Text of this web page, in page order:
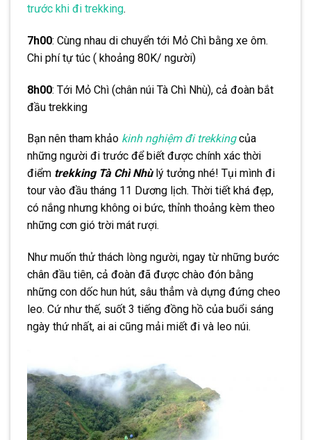
trước khi đi trekking.
7h00: Cùng nhau di chuyển tới Mỏ Chì bằng xe ôm.
Chi phí tự túc ( khoảng 80K/ người)
8h00: Tới Mỏ Chì (chân núi Tà Chì Nhù), cả đoàn bắt
đầu trekking
Bạn nên tham khảo kinh nghiệm đi trekkingcủa
những người đi trước để biết được chính xác thời
điểm trekking Tà Chì Nhùlý tưởng nhé! Tụi mình đi
tour vào đầu tháng 11 Dương lịch. Thời tiết khá đẹp,
có nắng nhưng không oi bức, thỉnh thoảng kèm theo
những cơn gió trời mát rượi.
Như muốn thử thách lòng người, ngay từ những bước
chân đầu tiên, cả đoàn đã được chào đón bằng
những con dốc hun hút, sâu thẳm và dựng đứng cheo
leo. Cứ như thế, suốt 3 tiếng đồng hồ của buổi sáng
ngày thứ nhất, ai ai cũng mải miết đi và leo núi.